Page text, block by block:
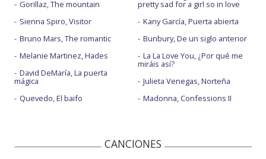
Gorillaz, The mountain
Sienna Spiro, Visitor
Bruno Mars, The romantic
Melanie Martinez, Hades
David DeMaría, La puerta
mágica
Quevedo, El baifo
pretty sad for a girl so in love
Kany García, Puerta abierta
Bunbury, De un siglo anterior
La La Love You, ¿Por qué me
miráis así?
Julieta Venegas, Norteña
Madonna, Confessions II
CANCIONES